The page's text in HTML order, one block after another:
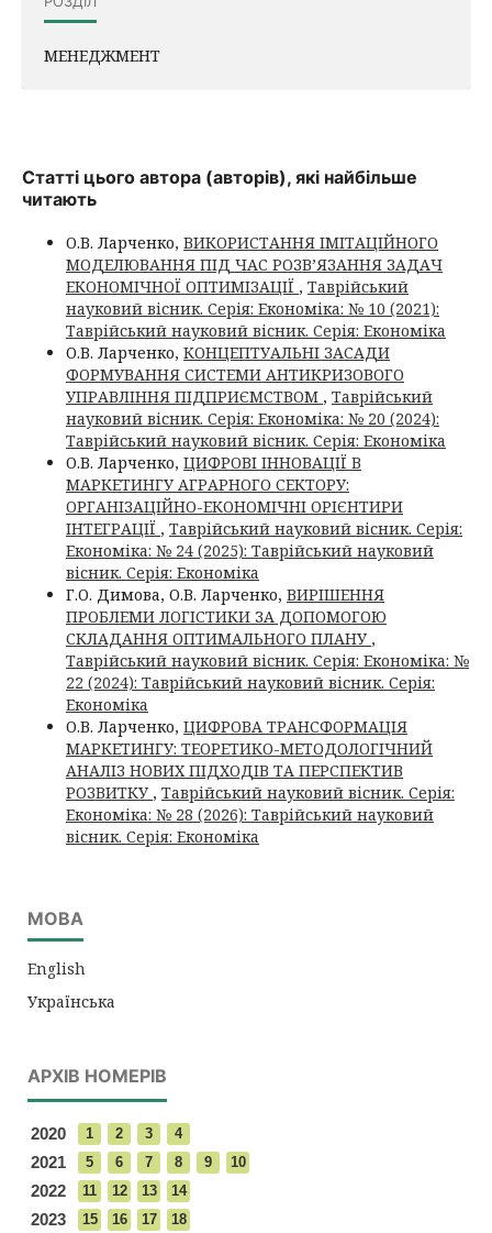
МЕНЕДЖМЕНТ
Статті цього автора (авторів), які найбільше
читають
О.В. Ларченко, ВИКОРИСТАННЯ ІМІТАЦІЙНОГО
МОДЕЛЮВАННЯ ПІД ЧАС РОЗВ’ЯЗАННЯ ЗАДАЧ
ЕКОНОМІЧНОЇ ОПТИМІЗАЦІЇ , Таврійський
науковий вісник. Серія: Економіка: № 10 (2021):
Таврійський науковий вісник. Серія: Економіка
О.В. Ларченко, КОНЦЕПТУАЛЬНІ ЗАСАДИ
ФОРМУВАННЯ СИСТЕМИ АНТИКРИЗОВОГО
УПРАВЛІННЯ ПІДПРИЄМСТВОМ , Таврійський
науковий вісник. Серія: Економіка: № 20 (2024):
Таврійський науковий вісник. Серія: Економіка
О.В. Ларченко, ЦИФРОВІ ІННОВАЦІЇ В
МАРКЕТИНГУ АГРАРНОГО СЕКТОРУ:
ОРГАНІЗАЦІЙНО-ЕКОНОМІЧНІ ОРІЄНТИРИ
ІНТЕГРАЦІЇ , Таврійський науковий вісник. Серія:
Економіка: № 24 (2025): Таврійський науковий
вісник. Серія: Економіка
Г.О. Димова, О.В. Ларченко, ВИРІШЕННЯ
ПРОБЛЕМИ ЛОГІСТИКИ ЗА ДОПОМОГОЮ
СКЛАДАННЯ ОПТИМАЛЬНОГО ПЛАНУ ,
Таврійський науковий вісник. Серія: Економіка: №
22 (2024): Таврійський науковий вісник. Серія:
Економіка
О.В. Ларченко, ЦИФРОВА ТРАНСФОРМАЦІЯ
МАРКЕТИНГУ: ТЕОРЕТИКО-МЕТОДОЛОГІЧНИЙ
АНАЛІЗ НОВИХ ПІДХОДІВ ТА ПЕРСПЕКТИВ
РОЗВИТКУ , Таврійський науковий вісник. Серія:
Економіка: № 28 (2026): Таврійський науковий
вісник. Серія: Економіка
МОВА
English
Українська
АРХІВ НОМЕРІВ
2020 1 2 3 4
2021 5 6 7 8 9 10
2022 11 12 13 14
2023 15 16 17 18